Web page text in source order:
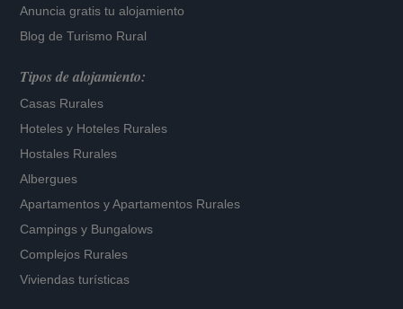
Anuncia gratis tu alojamiento
Blog de Turismo Rural
Tipos de alojamiento:
Casas Rurales
Hoteles y Hoteles Rurales
Hostales Rurales
Albergues
Apartamentos yApartamentos Rurales
Campings y Bungalows
Complejos Rurales
Viviendas turísticas